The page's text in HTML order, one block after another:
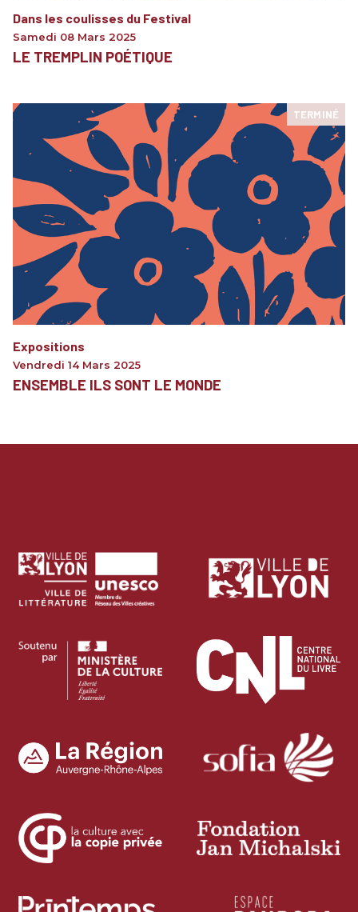
Dans les coulisses du Festival
Samedi 08 Mars 2025
LE TREMPLIN POÉTIQUE
TERMINÉ
Expositions
Vendredi 14 Mars 2025
ENSEMBLE ILS SONT LE MONDE